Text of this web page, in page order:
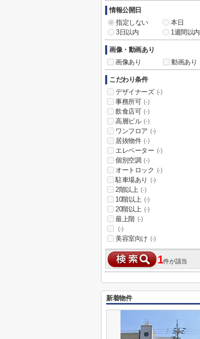
情報公開日
指定しない
本日
3日以内
1週間以内
画像・動画あり
画像あり
動画あり
こだわり条件
デザイナーズ (-)
事務所可 (-)
飲食店可 (-)
高層ビル (-)
ワンフロア (-)
居抜物件 (-)
エレベーター (-)
個別空調 (-)
オートロック (-)
駐車場あり (-)
2階以上 (-)
10階以上 (-)
20階以上 (-)
最上階 (-)
(-)
美容室向け (-)
1件が該当
新着物件